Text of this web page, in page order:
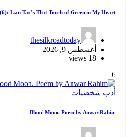
Lian Tao’s That Touch of Green in My Heart
thesilkroadtoday
أغسطس 9, 2026
18 views
6
أدب شخصيات
Blood Moon. Poem by Anwar Rahim